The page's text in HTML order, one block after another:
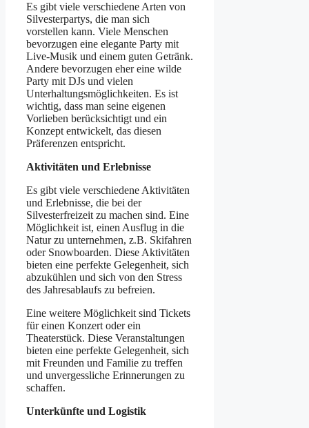
Es gibt viele verschiedene Arten von
Silvesterpartys, die man sich
vorstellen kann. Viele Menschen
bevorzugen eine elegante Party mit
Live-Musik und einem guten Getränk.
Andere bevorzugen eher eine wilde
Party mit DJs und vielen
Unterhaltungsmöglichkeiten. Es ist
wichtig, dass man seine eigenen
Vorlieben berücksichtigt und ein
Konzept entwickelt, das diesen
Präferenzen entspricht.
Aktivitäten und Erlebnisse
Es gibt viele verschiedene Aktivitäten
und Erlebnisse, die bei der
Silvesterfreizeit zu machen sind. Eine
Möglichkeit ist, einen Ausflug in die
Natur zu unternehmen, z.B. Skifahren
oder Snowboarden. Diese Aktivitäten
bieten eine perfekte Gelegenheit, sich
abzukühlen und sich von den Stress
des Jahresablaufs zu befreien.
Eine weitere Möglichkeit sind Tickets
für einen Konzert oder ein
Theaterstück. Diese Veranstaltungen
bieten eine perfekte Gelegenheit, sich
mit Freunden und Familie zu treffen
und unvergessliche Erinnerungen zu
schaffen.
Unterkünfte und Logistik